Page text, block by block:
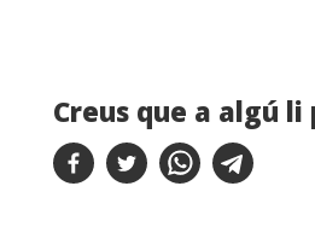
Creus que a algú